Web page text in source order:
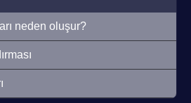
neden oluşur?